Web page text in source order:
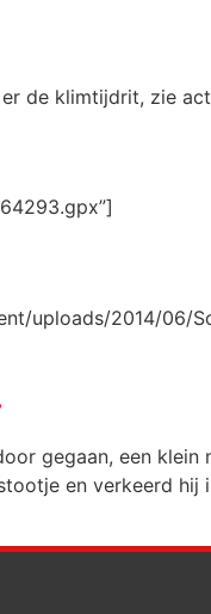
de klimtijdrit, zie
uploads/2014/06/
gegaan, een
en verkeerd